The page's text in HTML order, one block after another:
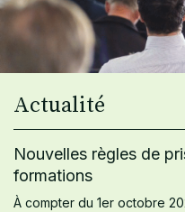
Actualité
Nouvelles règles de
formations
À compter du 1er octobre